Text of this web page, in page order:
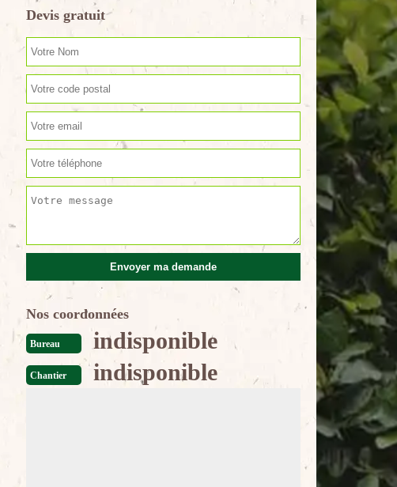
Devis gratuit
Nos coordonnées
Bureau indisponible
Chantier indisponible